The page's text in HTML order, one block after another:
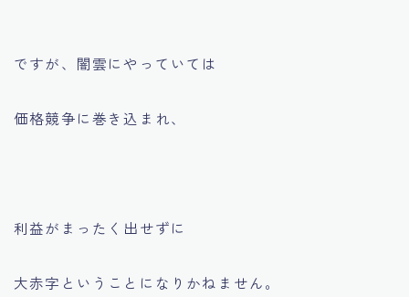
ですが、闇雲にやっていては
価格競争に巻き込まれ、
利益がまったく出せずに
大赤字ということになりかねません。